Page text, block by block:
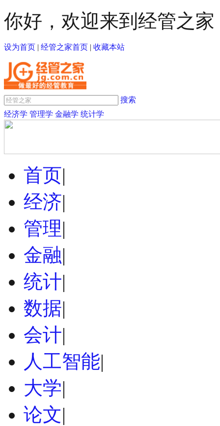
你好，欢迎来到经管之家
设为首页 | 经管之家首页 | 收藏本站
搜索
经济学 管理学 金融学 统计学
首页|
经济|
管理|
金融|
统计|
数据|
会计|
人工智能|
大学|
论文|